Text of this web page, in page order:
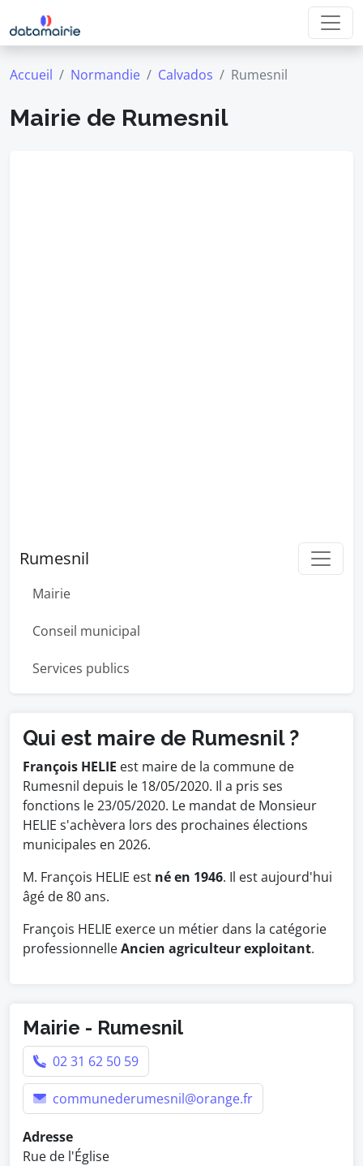
Accueil Normandie Calvados Rumesnil
Mairie de Rumesnil
Rumesnil
Mairie
Conseil municipal
Services publics
Qui est maire de Rumesnil ?
François HELIE est maire de la commune de
Rumesnil depuis le 18/05/2020. Il a pris ses
fonctions le 23/05/2020. Le mandat de Monsieur
HELIE s'achèvera lors des prochaines élections
municipales en 2026.
M. François HELIE est né en 1946. Il est aujourd'hui
âgé de 80 ans.
François HELIE exerce un métier dans la catégorie
professionnelleAncien agriculteur exploitant.
Mairie - Rumesnil
02 31 62 50 59
communederumesnil@orange.fr
Adresse
Rue de l'Église